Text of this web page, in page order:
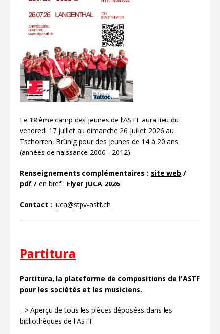
Le 18ième camp des jeunes de l’ASTF aura lieu du
vendredi 17 juillet au dimanche 26 juillet 2026 au
Tschorren, Brünig pour des jeunes de 14 à 20 ans
(années de naissance 2006 - 2012).
Renseignements complémentaires : site web /
pdf / en bref : Flyer JUCA 2026
Contact : juca@stpv-astf.ch
Partitura
Partitura, la plateforme de compositions de l'ASTF
pour les sociétés et les musiciens.
--> Aperçu de tous les pièces déposées dans les
bibliothèques de l'ASTF